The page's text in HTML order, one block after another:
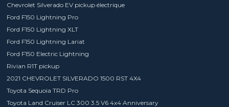
Chevrolet Silverado EV pickup électrique
Ford F150 Lightning Pro
Ford F150 Lightning XLT
Ford F150 Lightning Lariat
Ford F150 Electric Lightning
Rivian R1T pickup
2021 CHEVROLET SILVERADO 1500 RST 4X4
Toyota Sequoia TRD Pro
Toyota Land Cruiser LC 300 3.5 V6 4x4 Anniversary